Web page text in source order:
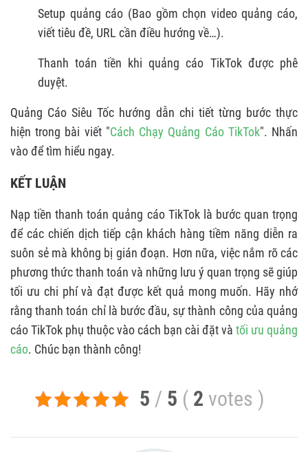
Setup quảng cáo (Bao gồm chọn video quảng cáo,
viết tiêu đề, URL cần điều hướng về…).
Thanh toán tiền khi quảng cáo TikTok được phê
duyệt.
Quảng Cáo Siêu Tốc hướng dẫn chi tiết từng bước thực
hiện trong bài viết "Cách Chạy Quảng Cáo TikTok". Nhấn
vào để tìm hiểu ngay.
KẾT LUẬN
Nạp tiền thanh toán quảng cáo TikTok là bước quan trọng
để các chiến dịch tiếp cận khách hàng tiềm năng diễn ra
suôn sẻ mà không bị gián đoạn. Hơn nữa, việc nắm rõ các
phương thức thanh toán và những lưu ý quan trọng sẽ giúp
tối ưu chi phí và đạt được kết quả mong muốn. Hãy nhớ
rằng thanh toán chỉ là bước đầu, sự thành công của quảng
cáo TikTok phụ thuộc vào cách bạn cài đặt và tối ưu quảng
cáo. Chúc bạn thành công!
5 / 5 ( 2 votes )